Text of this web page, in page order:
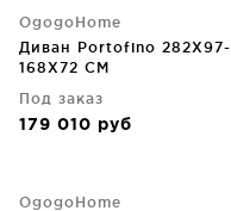
OgogoHome
Диван Portofino 282X97-
168X72 CM
Под заказ
179 010 руб
OgogoHome